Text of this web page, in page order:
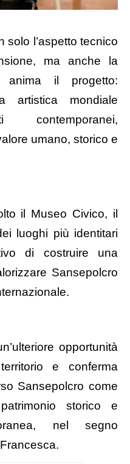
solo l’aspetto tecnico
ma anche la
anima il progetto:
artistica mondiale
contemporanei,
umano, storico e
il Museo Civico, il
luoghi più identitari
di costruire una
Sansepolcro
opportunità
e conferma
Sansepolcro come
storico e
nel segno